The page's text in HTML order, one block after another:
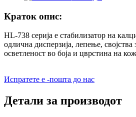
Краток опис:
HL-738 серија е стабилизатор на
одлична дисперзија, лепење, својства
осветленост во боја и цврстина на
Испратете е -пошта до нас
Детали за производот